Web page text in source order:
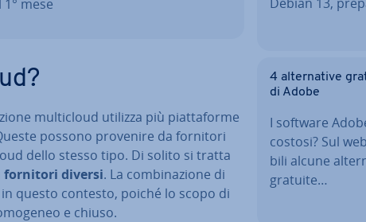
mese
mul­ti­cloud utilizza più piat­ta­for­me
possono provenire da fornitori
dello stesso tipo. Di solito si tratta
fornitori diversi. La com­bi­na­zio­ne di
questo contesto, poiché lo scopo di
e chiuso.
4 al­ter­na­ti­ve
di Adobe
I software
costosi? Sul
bi­li alcune
gratuite…